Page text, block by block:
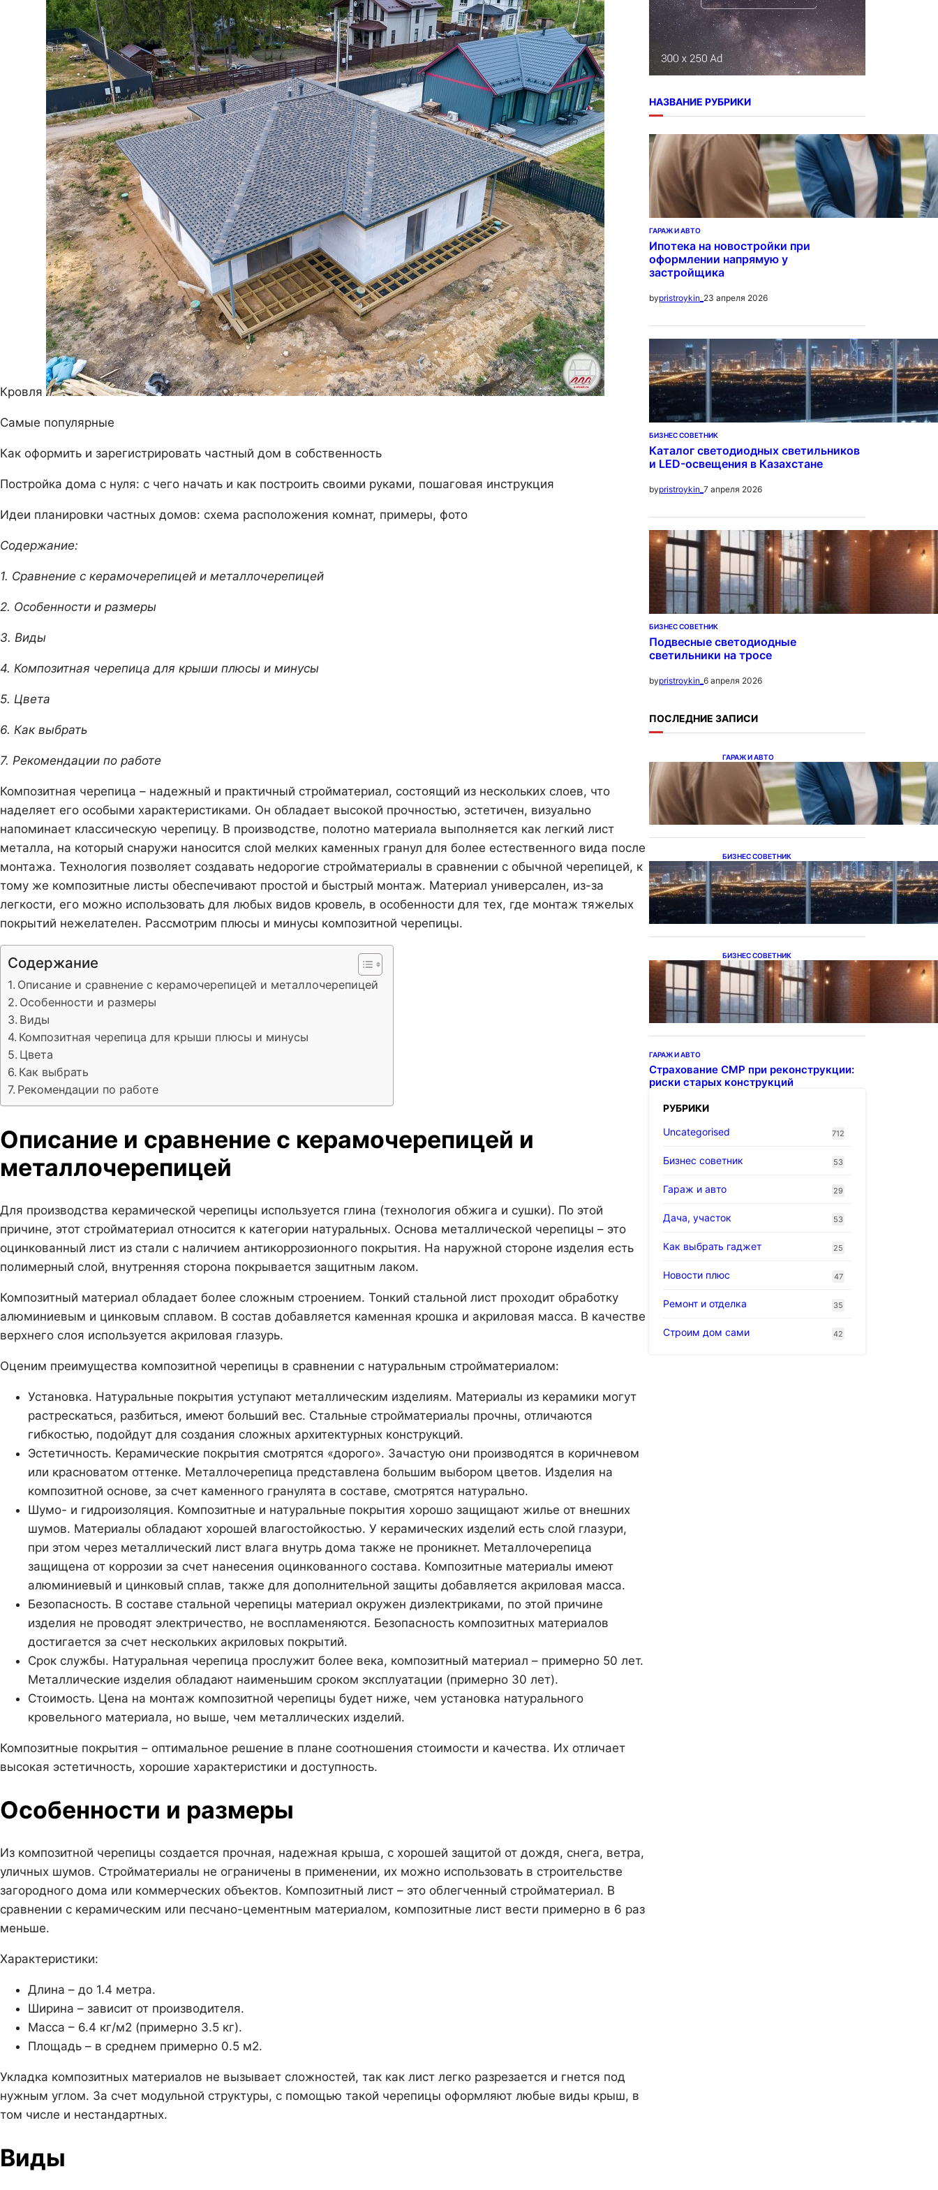
Кровля
Самые популярные
Как оформить и зарегистрировать частный дом в собственность
Постройка дома с нуля: с чего начать и как построить своими руками, пошаговая инструкция
Идеи планировки частных домов: схема расположения комнат, примеры, фото
Содержание:
1. Cравнение с керамочерепицей и металлочерепицей
2. Особенности и размеры
3. Виды
4. Композитная черепица для крыши плюсы и минусы
5. Цвета
6. Как выбрать
7. Рекомендации по работе
Композитная черепица – надежный и практичный стройматериал, состоящий из нескольких слоев, что
наделяет его особыми характеристиками. Он обладает высокой прочностью, эстетичен, визуально
напоминает классическую черепицу. В производстве, полотно материала выполняется как легкий лист
металла, на который снаружи наносится слой мелких каменных гранул для более естественного вида после
монтажа. Технология позволяет создавать недорогие стройматериалы в сравнении с обычной черепицей, к
тому же композитные листы обеспечивают простой и быстрый монтаж. Материал универсален, из-за
легкости, его можно использовать для любых видов кровель, в особенности для тех, где монтаж тяжелых
покрытий нежелателен. Рассмотрим плюсы и минусы композитной черепицы.
Содержание
Описание и сравнение с керамочерепицей и металлочерепицей
Особенности и размеры
Виды
Композитная черепица для крыши плюсы и минусы
Цвета
Как выбрать
Рекомендации по работе
Описание и сравнение с керамочерепицей и
металлочерепицей
Для производства керамической черепицы используется глина (технология обжига и сушки). По этой
причине, этот стройматериал относится к категории натуральных. Основа металлической черепицы – это
оцинкованный лист из стали с наличием антикоррозионного покрытия. На наружной стороне изделия есть
полимерный слой, внутренняя сторона покрывается защитным лаком.
Композитный материал обладает более сложным строением. Тонкий стальной лист проходит обработку
алюминиевым и цинковым сплавом. В состав добавляется каменная крошка и акриловая масса. В качестве
верхнего слоя используется акриловая глазурь.
Оценим преимущества композитной черепицы в сравнении с натуральным стройматериалом:
Установка. Натуральные покрытия уступают металлическим изделиям. Материалы из керамики могут
растрескаться, разбиться, имеют больший вес. Стальные стройматериалы прочны, отличаются
гибкостью, подойдут для создания сложных архитектурных конструкций.
Эстетичность. Керамические покрытия смотрятся «дорого». Зачастую они производятся в коричневом
или красноватом оттенке. Металлочерепица представлена большим выбором цветов. Изделия на
композитной основе, за счет каменного гранулята в составе, смотрятся натурально.
Шумо- и гидроизоляция. Композитные и натуральные покрытия хорошо защищают жилье от внешних
шумов. Материалы обладают хорошей влагостойкостью. У керамических изделий есть слой глазури,
при этом через металлический лист влага внутрь дома также не проникнет. Металлочерепица
защищена от коррозии за счет нанесения оцинкованного состава. Композитные материалы имеют
алюминиевый и цинковый сплав, также для дополнительной защиты добавляется акриловая масса.
Безопасность. В составе стальной черепицы материал окружен диэлектриками, по этой причине
изделия не проводят электричество, не воспламеняются. Безопасность композитных материалов
достигается за счет нескольких акриловых покрытий.
Срок службы. Натуральная черепица прослужит более века, композитный материал – примерно 50 лет.
Металлические изделия обладают наименьшим сроком эксплуатации (примерно 30 лет).
Стоимость. Цена на монтаж композитной черепицы будет ниже, чем установка натурального
кровельного материала, но выше, чем металлических изделий.
Композитные покрытия – оптимальное решение в плане соотношения стоимости и качества. Их отличает
высокая эстетичность, хорошие характеристики и доступность.
Особенности и размеры
Из композитной черепицы создается прочная, надежная крыша, с хорошей защитой от дождя, снега, ветра,
уличных шумов. Стройматериалы не ограничены в применении, их можно использовать в строительстве
загородного дома или коммерческих объектов. Композитный лист – это облегченный стройматериал. В
сравнении с керамическим или песчано-цементным материалом, композитные лист вести примерно в 6 раз
меньше.
Характеристики:
Длина – до 1.4 метра.
Ширина – зависит от производителя.
Масса – 6.4 кг/м2 (примерно 3.5 кг).
Площадь – в среднем примерно 0.5 м2.
Укладка композитных материалов не вызывает сложностей, так как лист легко разрезается и гнется под
нужным углом. За счет модульной структуры, с помощью такой черепицы оформляют любые виды крыш, в
том числе и нестандартных.
Виды
НАЗВАНИЕ РУБРИКИ
ГАРАЖ И АВТО
Ипотека на новостройки при
оформлении напрямую у
застройщика
bypristroykin_ 23 апреля 2026
БИЗНЕС СОВЕТНИК
Каталог светодиодных светильников
и LED-освещения в Казахстане
bypristroykin_ 7 апреля 2026
БИЗНЕС СОВЕТНИК
Подвесные светодиодные
светильники на тросе
bypristroykin_ 6 апреля 2026
ПОСЛЕДНИЕ ЗАПИСИ
ГАРАЖ И АВТО
Ипотека на новостройки
при оформлении
напрямую у застройщика
БИЗНЕС СОВЕТНИК
Каталог светодиодных
светильников и LED-
освещения в Казахстане
БИЗНЕС СОВЕТНИК
Подвесные светодиодные
светильники на тросе
ГАРАЖ И АВТО
Страхование СМР при реконструкции:
риски старых конструкций
РУБРИКИ
Uncategorised
712
Бизнес советник 53
Гараж и авто 29
Дача, участок 53
Как выбрать гаджет 25
Новости плюс 47
Ремонт и отделка 35
Строим дом сами 42